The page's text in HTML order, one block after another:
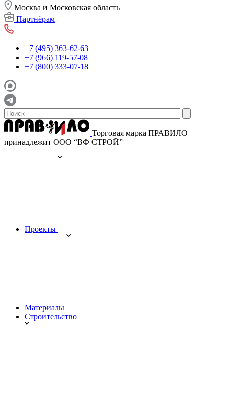
Москва и Московская область
Партнёрам
+7 (495) 363-62-63
+7 (966) 119-57-08
+7 (800) 333-07-18
Торговая марка ПРАВИЛО
принадлежит ООО “ВФ СТРОЙ”
Проекты
Материалы
Строительство